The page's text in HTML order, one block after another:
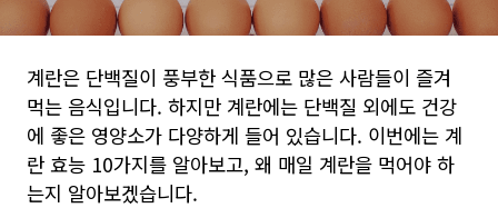
계란은 단백질이 풍부한 식품으로 많은 사람들이 즐겨
먹는 음식입니다. 하지만 계란에는 단백질 외에도 건강
에 좋은 영양소가 다양하게 들어 있습니다. 이번에는 계
란 효능 10가지를 알아보고, 왜 매일 계란을 먹어야 하
는지 알아보겠습니다.